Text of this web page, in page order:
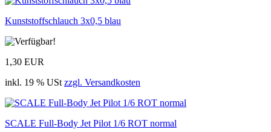
Kunststoffschlauch 3x0,5 blau
1,30 EUR
inkl. 19 % USt zzgl. Versandkosten
SCALE Full-Body Jet Pilot 1/6 ROT normal